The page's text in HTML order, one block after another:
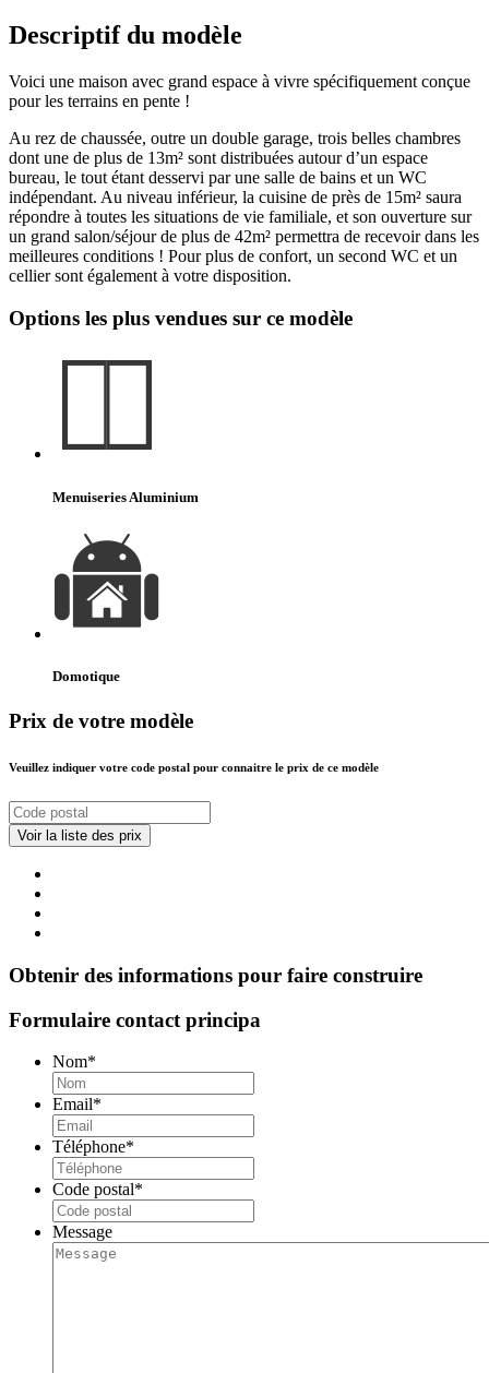
Descriptif du modèle
Voici une maison avec grand espace à vivre spécifiquement conçue
pour les terrains en pente !
Au rez de chaussée, outre un double garage, trois belles chambres
dont une de plus de 13m² sont distribuées autour d’un espace
bureau, le tout étant desservi par une salle de bains et un WC
indépendant. Au niveau inférieur, la cuisine de près de 15m² saura
répondre à toutes les situations de vie familiale, et son ouverture sur
un grand salon/séjour de plus de 42m² permettra de recevoir dans les
meilleures conditions ! Pour plus de confort, un second WC et un
cellier sont également à votre disposition.
Options les plus vendues sur ce modèle
Menuiseries Aluminium
Domotique
Prix de votre modèle
Veuillez indiquer votre code postal pour connaitre le prix de ce modèle
Obtenir des informations pour faire construire
Formulaire contact principa
Nom*
Email*
Téléphone*
Code postal*
Message